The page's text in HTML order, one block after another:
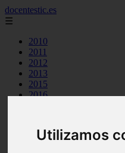
Utilizamos
docentestic.es
☰
2010
2011
2012
2013
2015
2016
cuidado y mantenimiento
curiosidades sobre la